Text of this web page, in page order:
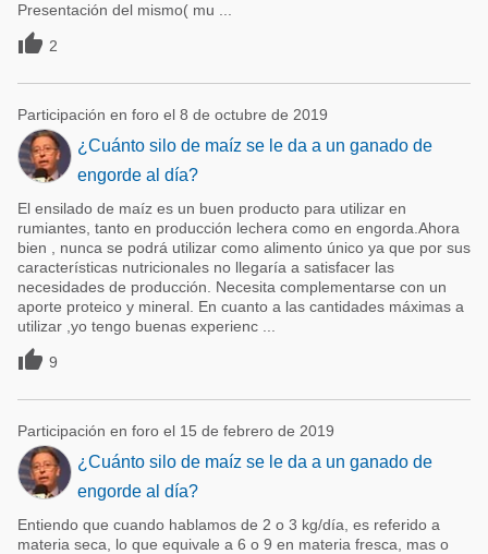
Presentación del mismo( mu ...
 2
Participación en foro el 8 de octubre de 2019
¿Cuánto silo de maíz se le da a un ganado de
engorde al día?
El ensilado de maíz es un buen producto para utilizar en
rumiantes, tanto en producción lechera como en engorda.Ahora
bien , nunca se podrá utilizar como alimento único ya que por sus
características nutricionales no llegaría a satisfacer las
necesidades de producción. Necesita complementarse con un
aporte proteico y mineral. En cuanto a las cantidades máximas a
utilizar ,yo tengo buenas experienc ...
 9
Participación en foro el 15 de febrero de 2019
¿Cuánto silo de maíz se le da a un ganado de
engorde al día?
Entiendo que cuando hablamos de 2 o 3 kg/día, es referido a
materia seca, lo que equivale a 6 o 9 en materia fresca, mas o